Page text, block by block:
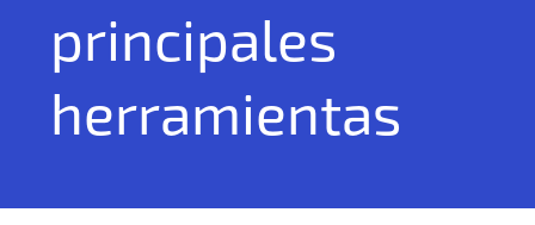
principales
herramientas